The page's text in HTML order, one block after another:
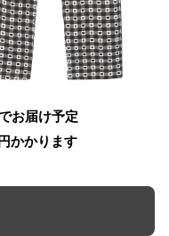
お届け予定
円かかります